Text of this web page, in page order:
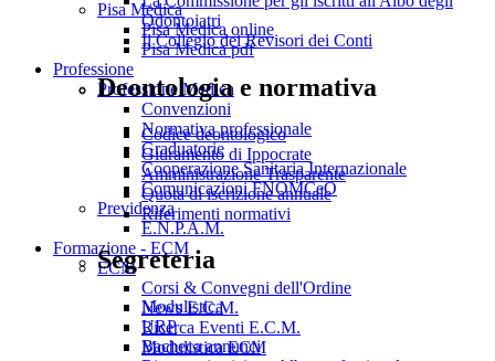
Odontoiatri
Il Collegio dei Revisori dei Conti
Deontologia e normativa
Codice deontologico
Giuramento di Ippocrate
Amministrazione Trasparente
Quota di iscrizione annuale
Riferimenti normativi
Segreteria
Modulistica
URP
Bacheca annunci
Pisa Medica
Pisa Medica online
Pisa Medica pdf
Professione
Professione Medica
Convenzioni
Normativa professionale
Graduatorie
Cooperazione Sanitaria Internazionale
Comunicazioni FNOMCeO
Previdenza
E.N.P.A.M.
Formazione - ECM
ECM
Corsi & Convegni dell'Ordine
News E.C.M.
Ricerca Eventi E.C.M.
Modulistica ECM